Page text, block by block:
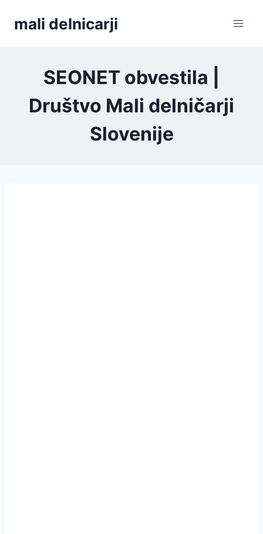
mali delnicarji
SEONET obvestila |
Društvo Mali delničarji
Slovenije